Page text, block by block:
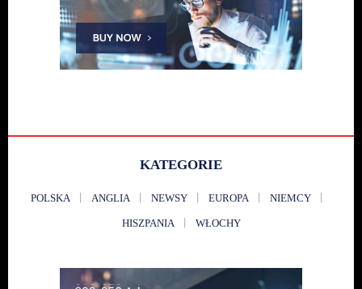
KATEGORIE
POLSKA ANGLIA NEWSY EUROPA NIEMCY
HISZPANIA WŁOCHY